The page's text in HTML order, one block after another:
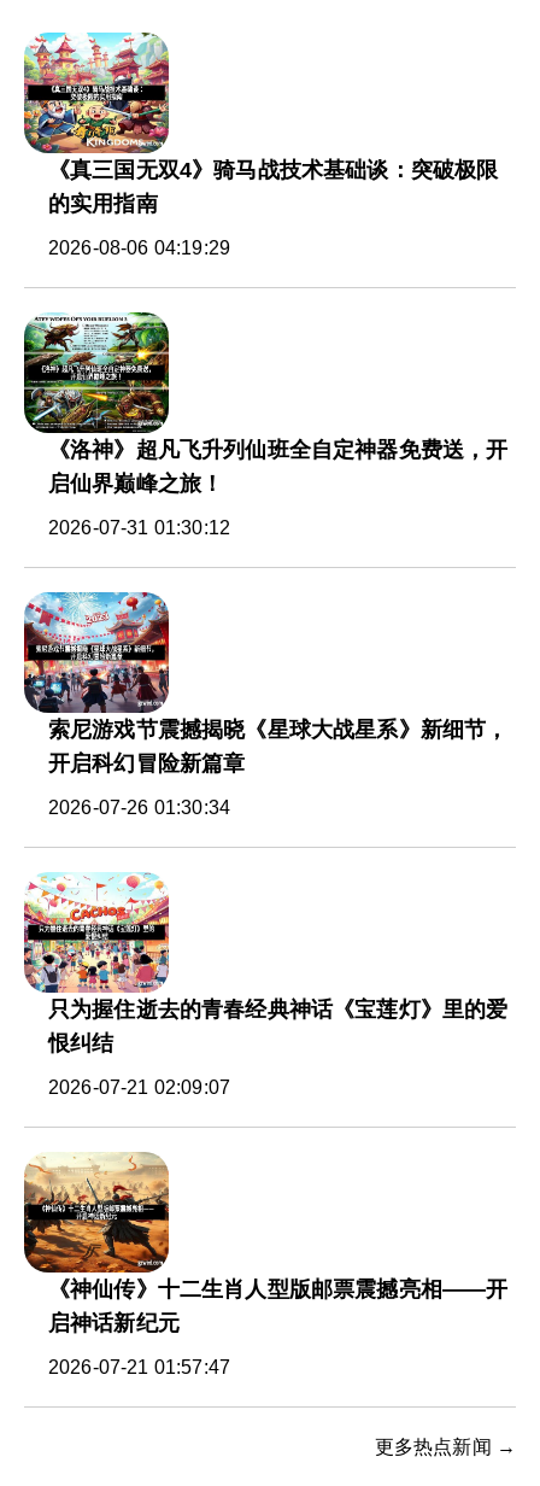
《真三国无双4》骑马战技术基础谈：突破极限
的实用指南
2026-08-06 04:19:29
《洛神》超凡飞升列仙班全自定神器免费送，开
启仙界巅峰之旅！
2026-07-31 01:30:12
索尼游戏节震撼揭晓《星球大战星系》新细节，
开启科幻冒险新篇章
2026-07-26 01:30:34
只为握住逝去的青春经典神话《宝莲灯》里的爱
恨纠结
2026-07-21 02:09:07
《神仙传》十二生肖人型版邮票震撼亮相——开
启神话新纪元
2026-07-21 01:57:47
更多热点新闻 →